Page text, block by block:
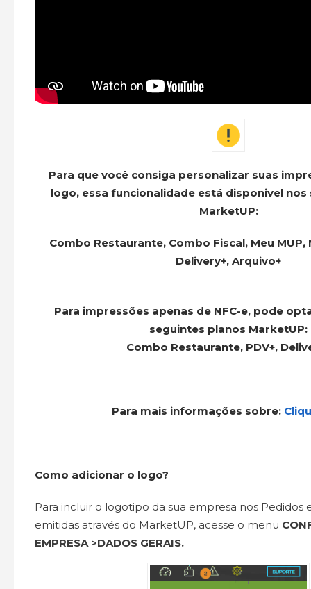
Para que você consiga personalizar suas
logo, essa funcionalidade está disponivel
MarketUP:
Combo Restaurante, Combo Fiscal, Meu MUP,
Delivery+, Arquivo+
Para impressões apenas de NFC-e, pode
seguintes planos MarketUP:
Combo Restaurante, PDV+,
Para mais informações sobre:
Como adicionar o logo?
Para incluir o logotipo da sua empresa nos Pedidos
emitidas através do MarketUP, acesse o menu
EMPRESA >DADOS GERAIS.